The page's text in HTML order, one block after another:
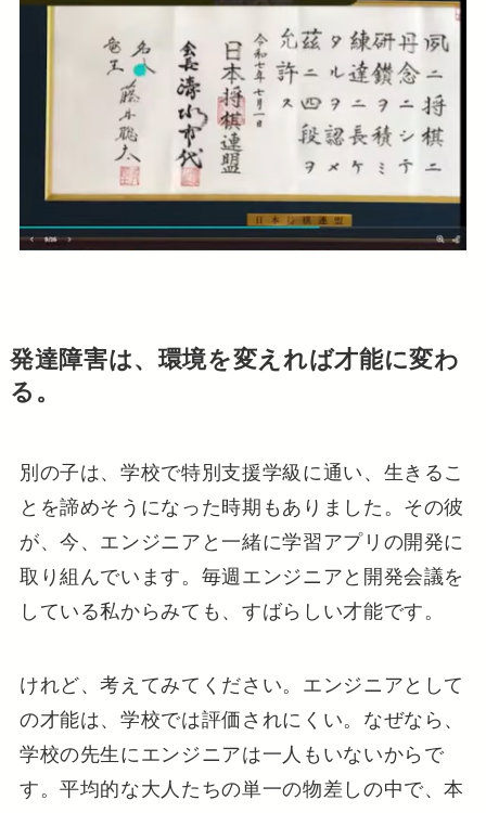
発達障害は、環境を変えれば才能に変わ
る。
別の子は、学校で特別支援学級に通い、生きるこ
とを諦めそうになった時期もありました。その彼
が、今、エンジニアと一緒に学習アプリの開発に
取り組んでいます。毎週エンジニアと開発会議を
している私からみても、すばらしい才能です。
けれど、考えてみてください。エンジニアとして
の才能は、学校では評価されにくい。なぜなら、
学校の先生にエンジニアは一人もいないからで
す。平均的な大人たちの単一の物差しの中で、本